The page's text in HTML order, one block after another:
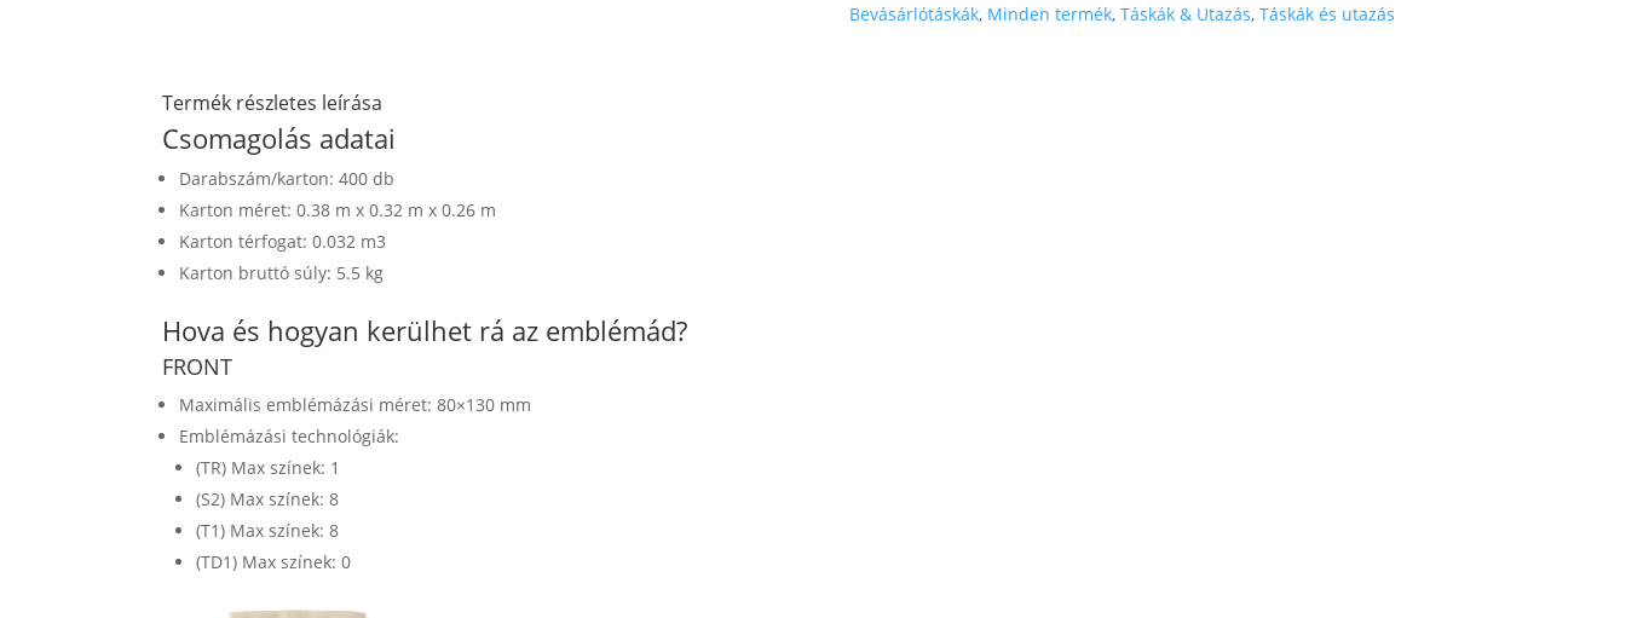
Bevásárlótáskák, Minden termék, Táskák & Utazás, Táskák és utazás
Termék részletes leírása
Csomagolás adatai
Darabszám/karton: 400 db
Karton méret: 0.38 m x 0.32 m x 0.26 m
Karton térfogat: 0.032 m3
Karton bruttó súly: 5.5 kg
Hova és hogyan kerülhet rá az emblémád?
FRONT
Maximális emblémázási méret: 80×130 mm
Emblémázási technológiák:
(TR) Max színek: 1
(S2) Max színek: 8
(T1) Max színek: 8
(TD1) Max színek: 0